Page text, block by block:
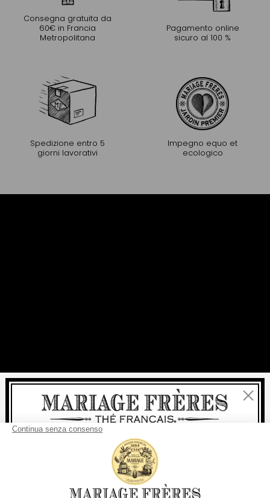
Consegna gratuita da
60€ in Francia
Metropolitana
Pagamento online
sicuro al 100 %
Spedizione entro 5
giorni lavorativi
Impegno equo et
ecologico
Chiudi
Benvenuti
Per ogni acquisto, laconsegna